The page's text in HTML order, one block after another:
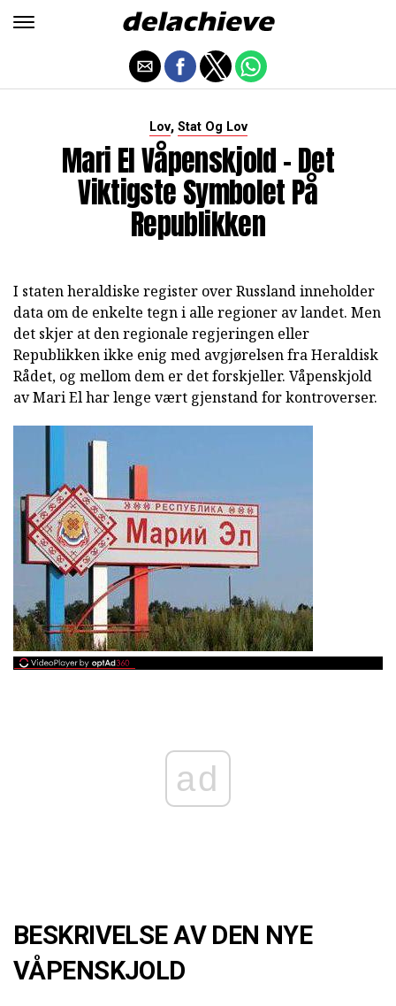
Lov, Stat Og Lov
Mari El Våpenskjold - Det
Viktigste Symbolet På
Republikken
I staten heraldiske register over Russland inneholder
data om de enkelte tegn i alle regioner av landet. Men
det skjer at den regionale regjeringen eller
Republikken ikke enig med avgjørelsen fra Heraldisk
Rådet, og mellom dem er det forskjeller. Våpenskjold
av Mari El har lenge vært gjenstand for kontroverser.
ad
BESKRIVELSE AV DEN NYE
VÅPENSKJOLD